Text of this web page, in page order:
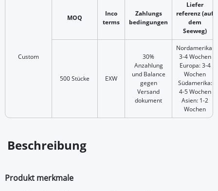
Custom
MOQ
Inco
terms
Zahlungs
bedingungen
Liefer
referenz (auf
dem
Seeweg)
500 Stücke EXW
30%
Anzahlung
und Balance
gegen
Versand
dokument
Nordamerika:
3-4 Wochen
Europa: 3-4
Wochen
Südamerika:
4-5 Wochen
Asien: 1-2
Wochen
Beschreibung
Produkt merkmale